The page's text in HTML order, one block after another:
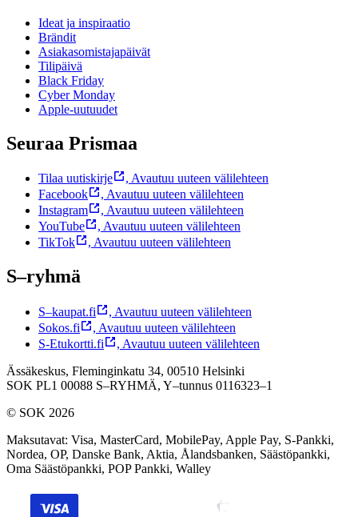
Ideat ja inspiraatio
Brändit
Asiakasomistajapäivät
Tilipäivä
Black Friday
Cyber Monday
Apple-uutuudet
Seuraa Prismaa
Tilaa uutiskirje , Avautuu uuteen välilehteen
Facebook
, Avautuu uuteen välilehteen
Instagram
, Avautuu uuteen välilehteen
YouTube
, Avautuu uuteen välilehteen
TikTok
, Avautuu uuteen välilehteen
S–ryhmä
S–kaupat.fi , Avautuu uuteen välilehteen
Sokos.fi
, Avautuu uuteen välilehteen
S-Etukortti.fi
, Avautuu uuteen välilehteen
Ässäkeskus, Fleminginkatu 34, 00510 Helsinki
SOK PL1 00088 S–RYHMÄ, Y–tunnus 0116323–1
© SOK 2026
Maksutavat: Visa, MasterCard, MobilePay, Apple Pay, S-Pankki,
Nordea, OP, Danske Bank, Aktia, Ålandsbanken, Säästöpankki,
Oma Säästöpankki, POP Pankki, Walley